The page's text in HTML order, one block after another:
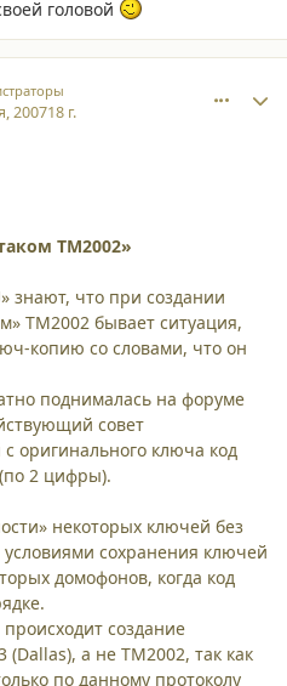
головой
200718 г.
ТМ2002»
знают, что при создании
ТМ2002 бывает ситуация,
копию со словами, что он
поднималась на форуме
совет
оригинального ключа код
2 цифры).
некоторых ключей без
сохранения ключей
домофонов, когда код
создание
а не ТМ2002, так как
по данному протоколу